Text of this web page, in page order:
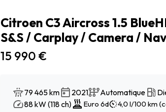
Citroen C3 Aircross 1.5
S&S / Carplay / Camera /
15 990 €
79 465 km 2021 Automatique
88 kW (118 ch)
Euro 6d
4,0 l/100 km